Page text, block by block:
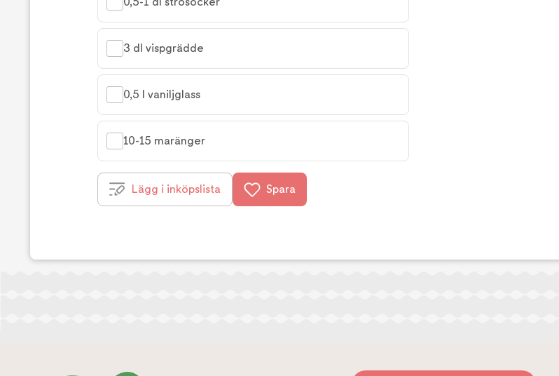
3 dl vispgrädde
0,5 l vaniljglass
10-15 maränger
Lägg i inköpslista Spara